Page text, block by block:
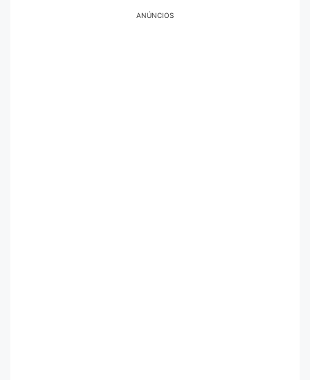
ANÚNCIOS